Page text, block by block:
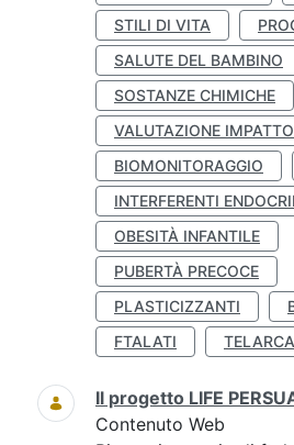
STILI DI VITA
SALUTE DEL BAMBINO
SOSTANZE CHIMICHE
VALUTAZIONE
BIOMONITORAGGIO
INTERFERENTI
OBESITÀ INFANTILE
PUBERTÀ PRECOCE
PLASTICIZZANTI
FTALATI
Il progetto LIFE
Contenuto Web